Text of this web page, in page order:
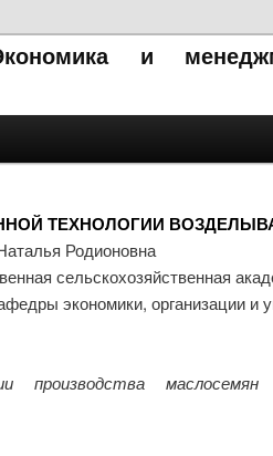
и
ТЕХНОЛОГИИ
Родионовна
сельскохозяйственная
экономики, организации и
производства